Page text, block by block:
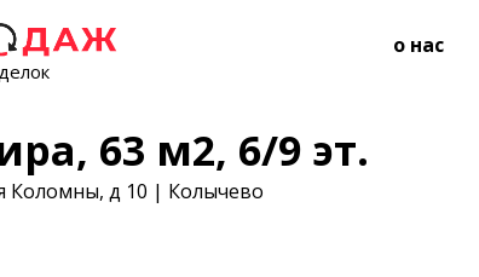
о нас
63 м2, 6/9 эт.
Коломны, д 10 | Колычево